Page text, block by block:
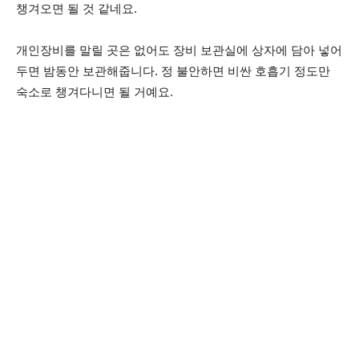
챙겨오면 될 것 같네요.
개인장비를 말릴 곳은 없어도 장비 보관실에 상자에 담아 넣어
두면 밤동안 보관해줍니다. 정 불안하면 비싼 호흡기 정도만
숙소로 챙겨다니면 될 거예요.